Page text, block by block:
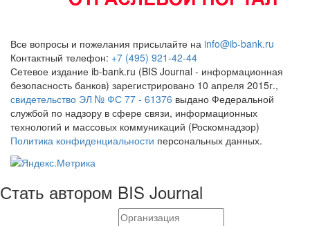
Все вопросы и пожелания присылайте на info@ib-bank.ru
Контактный телефон: +7 (495) 921-42-44
Сетевое издание ib-bank.ru (BIS Journal - информационная
безопасность банков) зарегистрировано 10 апреля 2015г.,
свидетельство ЭЛ № ФС 77 - 61376 выдано Федеральной
службой по надзору в сфере связи, информационных
технологий и массовых коммуникаций (Роскомнадзор)
Политика конфиденциальности персональных данных.
Стать автором BIS Journal